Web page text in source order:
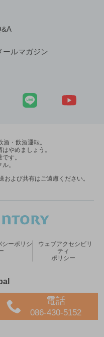
電話
086-430-5152
ールマガジン
・飲酒運転。
やめましょう。
す。
。
よび共有はご遠慮ください。
LIMITED.
シーポリシ
ウェブアクセシビリ
ティ
ポリシー
新しいウィンドウで開く